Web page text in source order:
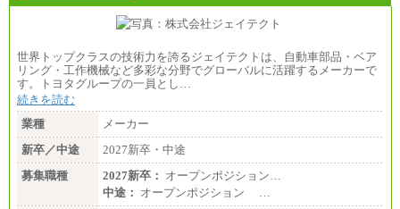
世界トップクラスの技術力を誇るジェイテクトは、自動車部品・ベア
リング・工作機械など多彩な分野でグローバルに活躍するメーカーで
す。トヨタグループの一員とし…
続きを読む
業種
メーカー
新卒／中途
2027新卒・中途
募集職種
2027新卒： オープンポジション…
中途： オープンポジション …